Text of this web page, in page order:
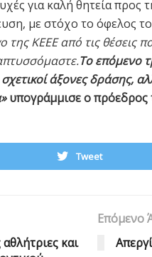
για καλή θητεία προς
με στόχο το όφελος
ΚΕΕΕ από τις θέσεις
Το επόμενο
άξονες δράσης,
υπογράμμισε ο πρόεδρος
Tweet
και
Επόμενο